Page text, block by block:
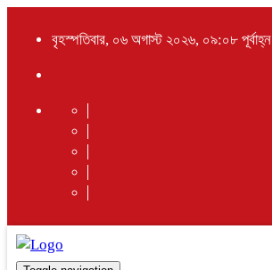
বৃহস্পতিবার, ০৬ অগাস্ট ২০২৬, ০৯:০৮ পূর্বাহ্ন